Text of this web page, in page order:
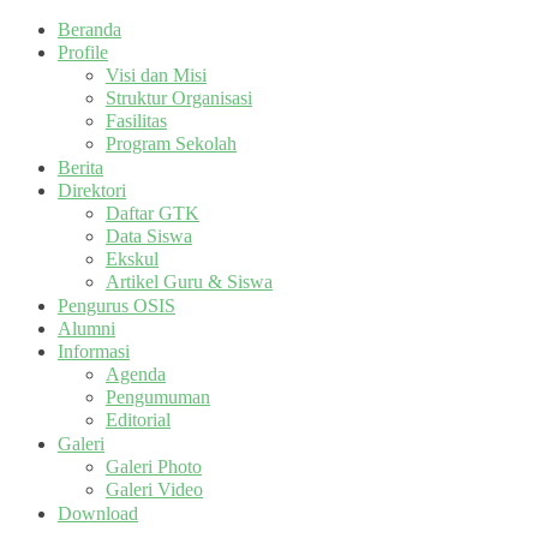
Beranda
Profile
Visi dan Misi
Struktur Organisasi
Fasilitas
Program Sekolah
Berita
Direktori
Daftar GTK
Data Siswa
Ekskul
Artikel Guru & Siswa
Pengurus OSIS
Alumni
Informasi
Agenda
Pengumuman
Editorial
Galeri
Galeri Photo
Galeri Video
Download